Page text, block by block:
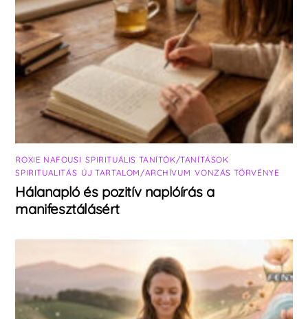
ROXIE NAFOUSI ,SPIRITUÁLIS TANÍTÓK/TANÍTÁSOK
SPIRITUALITÁS ÚJ TARTALOM/ARCHÍVUM ,VONZÁS TÖRVÉNYE
Hálanapló és pozitív naplóírás a
manifesztálásért